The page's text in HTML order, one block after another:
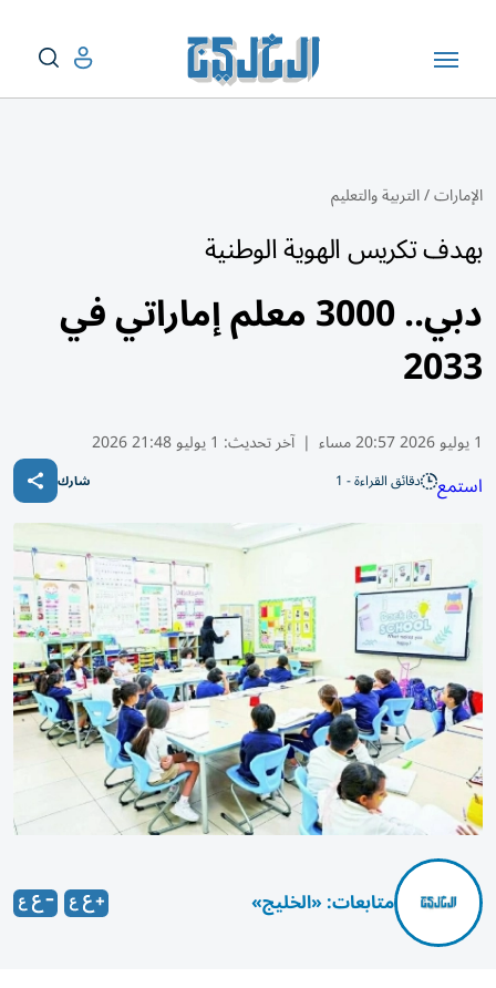
الإمارات/التربية والتعليم
بهدف تكريس الهوية الوطنية
دبي.. 3000 معلم إماراتي في
2033
1 يوليو 2026 20:57 مساء | آخر تحديث: 1 يوليو 21:48 2026
استمع دقائق القراءة - 1 شارك
متابعات: «الخليج»